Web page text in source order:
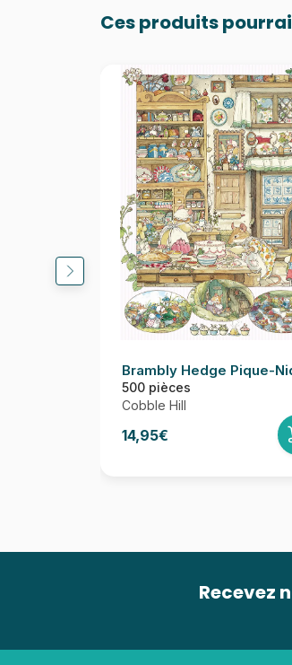
Ces produits
Brambly Hedge Pique-
500 pièces
Cobble Hill
14,95€
Recevez